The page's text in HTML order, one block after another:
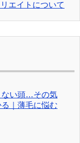
エイトについて
ない頭…その気
｜薄毛に悩む